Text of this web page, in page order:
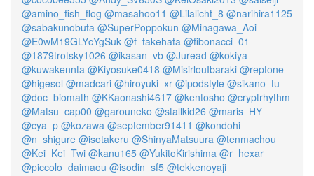
@amino_fish_flog @masahoo11 @Lilalicht_8 @narihira1125
@sabakunobuta @SuperPoppokun @Minagawa_Aoi
@E0wM19GLYcYgSuk @f_takehata @fibonacci_01
@1879trotsky1026 @ikasan_vb @Juread @kokiya
@kuwakennta @Kiyosuke0418 @MisirlouIbaraki @reptone
@higesol @madcari @hiroyuki_xr @ipodstyle @sikano_tu
@doc_biomath @KKaonashi4617 @kentosho @cryptrhythm
@Matsu_cap00 @garouneko @stallkid26 @maris_HY
@cya_p @kozawa @september91411 @kondohi
@n_shigure @isotakeru @ShinyaMatsuura @tenmachou
@Kei_Kei_Twi @kanu165 @YukitoKirishima @r_hexar
@piccolo_daimaou @isodin_sf5 @tekkenoyaji